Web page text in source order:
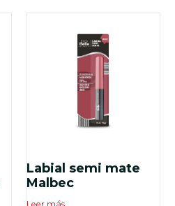
Labial semi mate
Malbec